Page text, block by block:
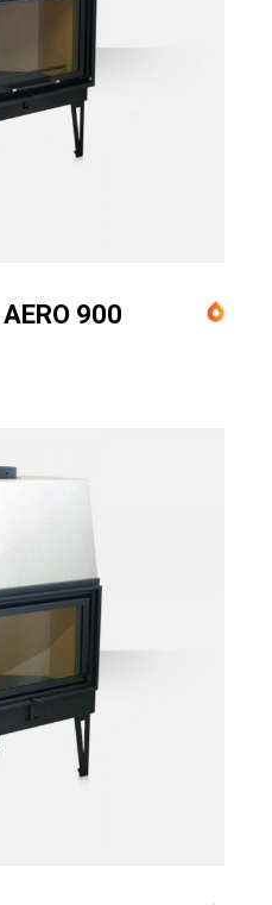
900